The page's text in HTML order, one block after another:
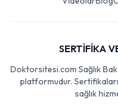
SERTİFİKA
Doktorsitesi.com Sağlık
platformudur.
sağlık